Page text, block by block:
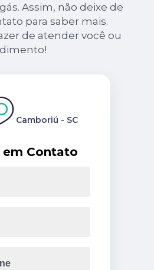
Assim, não deixe de
para saber mais.
de atender você ou
em Contato
Camboriú - SC